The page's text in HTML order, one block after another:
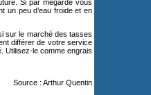
Si par mégarde vous
un peu d’eau froide et en
sur le marché des tasses
différer de votre service
Utilisez-le comme engrais
Source : Arthur Quentin